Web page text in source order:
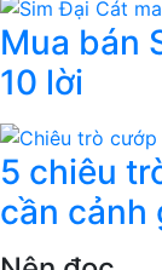
Mua bán
10 lời
5 chiêu
cần cảnh